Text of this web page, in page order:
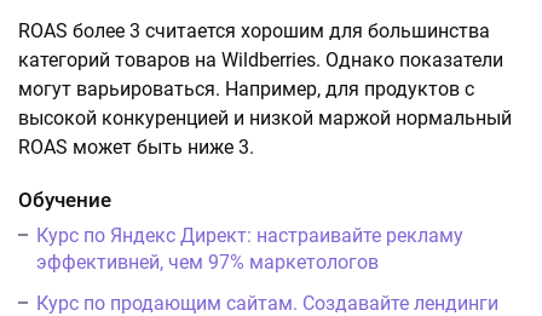
ROAS более 3 считается хорошим для большинства
категорий товаров на Wildberries. Однако показатели
могут варьироваться. Например, для продуктов с
высокой конкуренцией и низкой маржой нормальный
ROAS может быть ниже 3.
Обучение
Курс по Яндекс Директ: настраивайте рекламу
эффективней, чем 97% маркетологов
Курс по продающим сайтам. Создавайте лендинги